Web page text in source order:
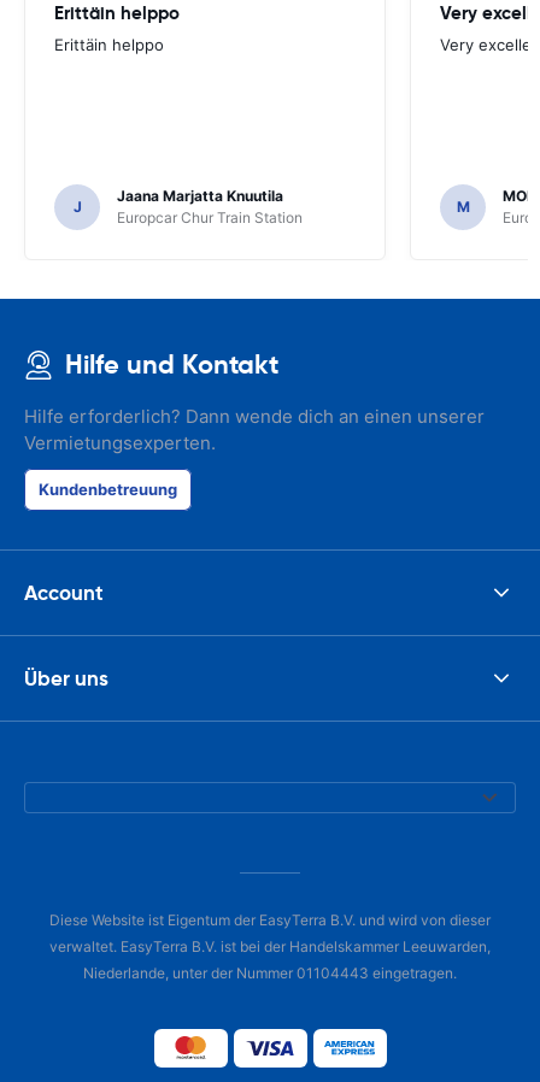
Erittäin helppo
Erittäin helppo
J
Jaana Marjatta Knuutila
Europcar Chur Train Station
Very
Very
M
Hilfe und Kontakt
Hilfe erforderlich? Dann wende dich an einen unserer
Vermietungsexperten.
Kundenbetreuung
Account
Über uns
Diese Website ist Eigentum der EasyTerra B.V. und wird von dieser
verwaltet. EasyTerra B.V. ist bei der Handelskammer Leeuwarden,
Niederlande, unter der Nummer 01104443 eingetragen.